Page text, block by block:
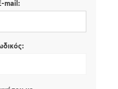
mail: